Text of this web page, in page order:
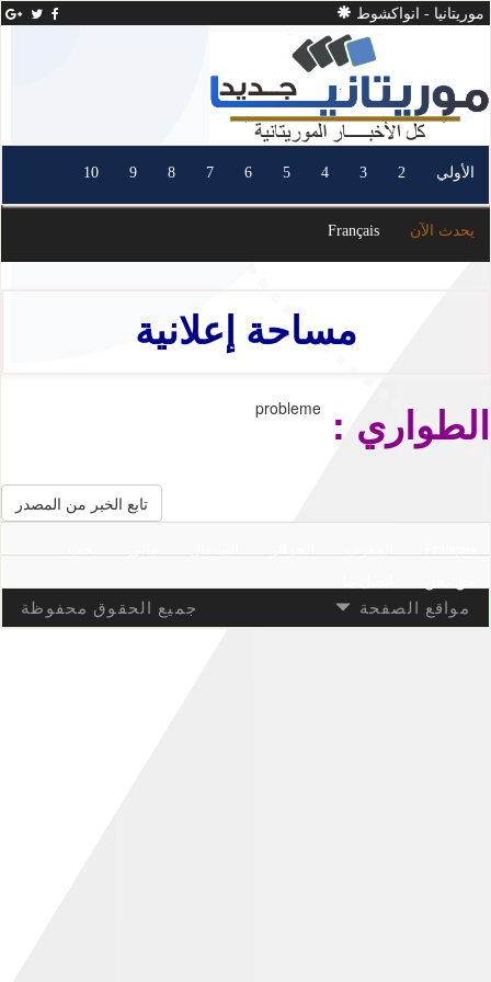
موريتانيا - انواكشوط
الأولي 2
3
4
5
6
7
8
9
10
يحدث الآن Français
مساحة إعلانية
probleme الطواري :
تابع الخبر من المصدر
مواقع الصفحة جميع الحقوق محفوظة